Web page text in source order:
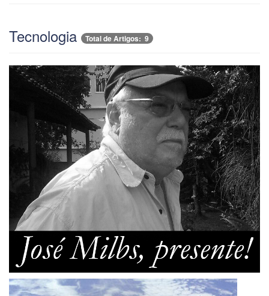
Tecnologia Total de Artigos: 9